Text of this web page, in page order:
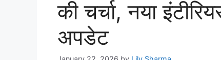
की चर्चा, नया
अपडेट